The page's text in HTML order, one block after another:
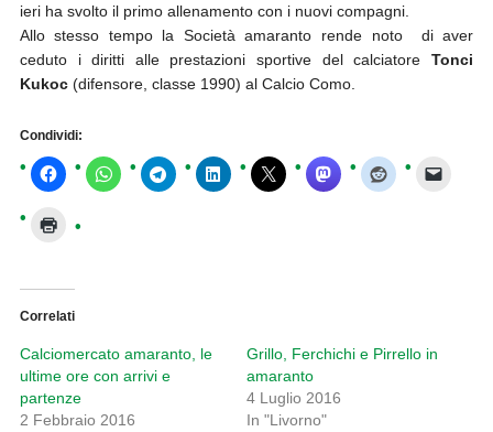
ieri ha svolto il primo allenamento con i nuovi compagni.
Allo stesso tempo la Società amaranto rende noto di aver
ceduto i diritti alle prestazioni sportive del calciatoreTonci
Kukoc(difensore, classe 1990) al Calcio Como.
Condividi:
Correlati
Calciomercato amaranto, le
ultime ore con arrivi e
partenze
2 Febbraio 2016
Grillo, Ferchichi e Pirrello in
amaranto
4 Luglio 2016
In "Livorno"